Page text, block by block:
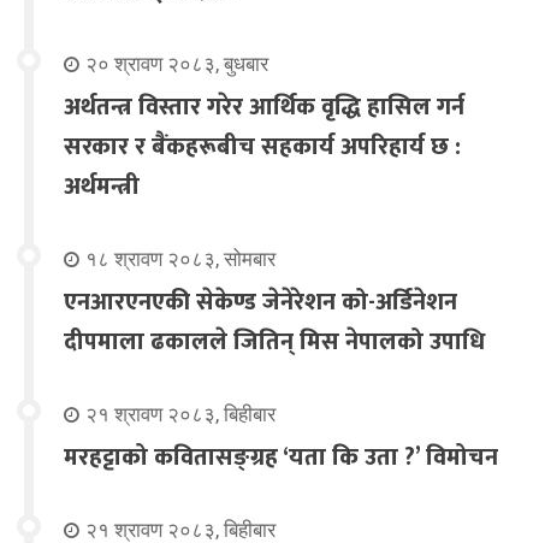
२० श्रावण २०८३, बुधबार
अर्थतन्त्र विस्तार गरेर आर्थिक वृद्धि हासिल गर्न
सरकार र बैंकहरूबीच सहकार्य अपरिहार्य छ :
अर्थमन्त्री
१८ श्रावण २०८३, सोमबार
एनआरएनएकी सेकेण्ड जेनेरेशन को-अर्डिनेशन
दीपमाला ढकालले जितिन् मिस नेपालको उपाधि
२१ श्रावण २०८३, बिहीबार
मरहट्टाको कवितासङ्ग्रह ‘यता कि उता ?’ विमोचन
२१ श्रावण २०८३, बिहीबार